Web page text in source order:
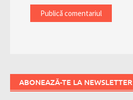
ABONEAZĂ-TE LA NEWSLETTER